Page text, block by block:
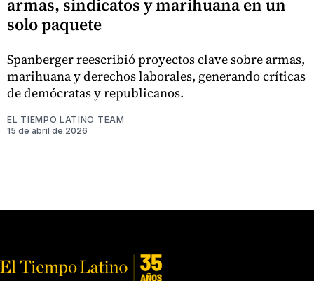
armas, sindicatos y marihuana en un
solo paquete
Spanberger reescribió proyectos clave sobre armas,
marihuana y derechos laborales, generando críticas
de demócratas y republicanos.
EL TIEMPO LATINO TEAM
15 de abril de 2026